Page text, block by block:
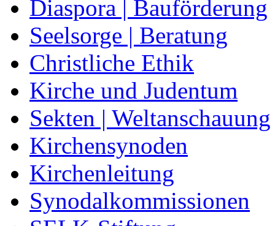
Diaspora | Bauförderung
Seelsorge | Beratung
Christliche Ethik
Kirche und Judentum
Sekten | Weltanschauung
Kirchensynoden
Kirchenleitung
Synodalkommissionen